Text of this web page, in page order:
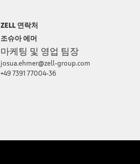
ZELL 연락처
조슈아 에머
마케팅 및 영업 팀장
josua.ehmer@zell-group.com
+49 7391 77004-36